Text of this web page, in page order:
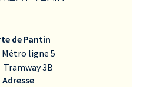
de Pantin
Métro ligne 5
Tramway 3B
Adresse